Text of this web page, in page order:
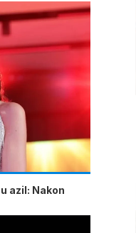
azil: Nakon